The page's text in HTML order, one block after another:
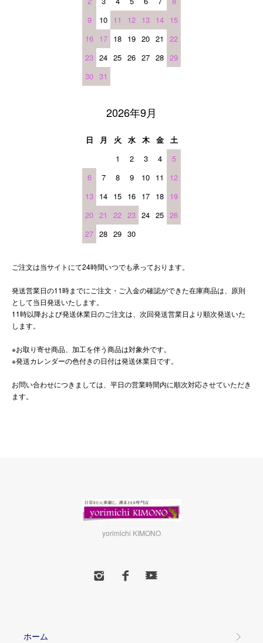
9
10 11 12 13 14 15
16 17 18 19 20 21
22
23 24 25 26 27 28 29
30 31
2026年9月
日 月 火 水 木 金
土
1
2 3 4
5
6
7 8 9 10 11
12
13 14 15 16 17 18 19
20 21 22 23 24 25 26
27 28 29 30
ご注文は当サイトにて24時間いつでも承っております。
発送営業日の11時までにご注文・ご入金の確認ができた在庫商品は、原則
として当日発送いたします。
11時以降および発送休業日のご注文は、次回発送営業日より順次発送いた
します。
※お取り寄せ商品、加工を伴う商品は対象外です。
※発送カレンダーの色付きの日付は発送休業日です。
お問い合わせにつきましては、平日の営業時間内に順次対応させていただき
ます。
yorimichi KIMONO
ホーム